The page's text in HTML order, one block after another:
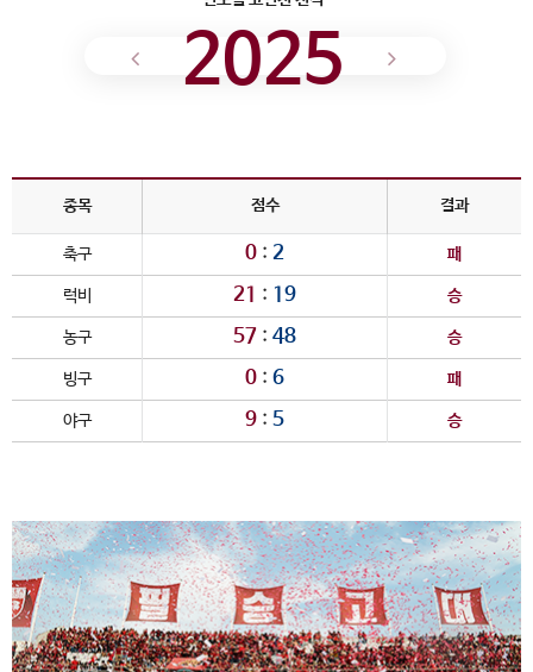
2025
종목 점수 결과
축구 0 : 2 패
럭비 21 : 19 승
농구 57 : 48 승
빙구 0 : 6 패
야구 9 : 5 승